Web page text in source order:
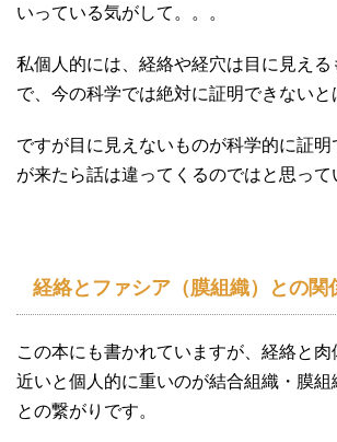
いっている気がして。。。
私個人的には、経絡や経穴は目に見え
で、今の科学では絶対に証明できないと
ですが目に見えないものが科学的に証
が来たら話は違ってくるのではと思って
経絡とファシア（膜組織）との関
この本にも書かれていますが、経絡と
近いと個人的に重いのが結合組織・膜組
との繋がりです。